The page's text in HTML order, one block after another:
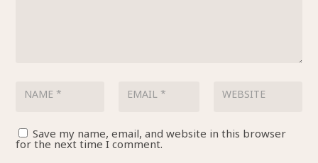
Save my name, email, and website in this browser
for the next time I comment.